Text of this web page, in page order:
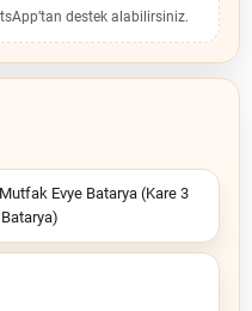
destek alabilirsiniz.
Evye Batarya (Kare 3
Batarya)